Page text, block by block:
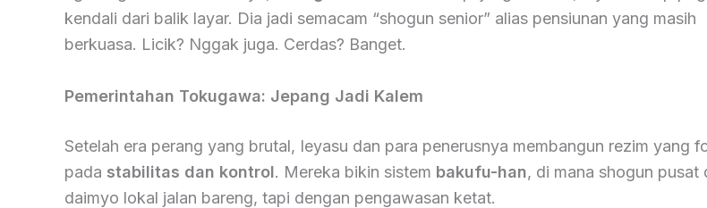
kendali dari balik layar. Dia jadi semacam “shogun senior” alias pensiunan yang masih
berkuasa. Licik? Nggak juga. Cerdas? Banget.
Pemerintahan Tokugawa: Jepang Jadi Kalem
Setelah era perang yang brutal, Ieyasu dan para penerusnya membangun rezim yang
pada stabilitas dan kontrol. Mereka bikin sistem bakufu-han, di mana shogun pusat
daimyo lokal jalan bareng, tapi dengan pengawasan ketat.